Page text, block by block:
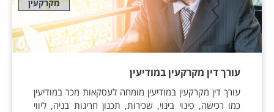
מקרקעין
עורך דין מקרקעין במודיעין
עורך דין מקרקעין במודיעין מומחה לעסקאות מכר במודיעין
כמו רכישה, פינוי בינוי, שכירות, תכנון חריגות בניה, ליווי